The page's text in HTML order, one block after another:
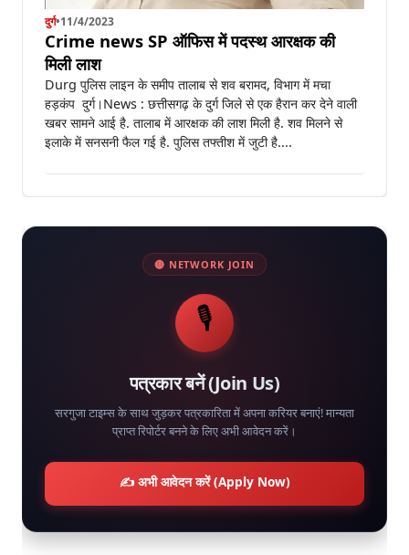
दुर्ग•11/4/2023
Crime news SP ऑफिस में पदस्थ आरक्षक की
मिली लाश
Durg पुलिस लाइन के समीप तालाब से शव बरामद, विभाग में मचा
हड़कंप दुर्ग।News : छत्तीसगढ़ के दुर्ग जिले से एक हैरान कर देने वाली
खबर सामने आई है. तालाब में आरक्षक की लाश मिली है. शव मिलने से
इलाके में सनसनी फैल गई है. पुलिस तफ्तीश में जुटी है....
🔴 NETWORK JOIN
🎙️
पत्रकार बनें (Join Us)
सरगुजा टाइम्स के साथ जुड़कर पत्रकारिता में अपना करियर बनाएं! मान्यता
प्राप्त रिपोर्टर बनने के लिए अभी आवेदन करें।
✍️ अभी आवेदन करें (Apply Now)